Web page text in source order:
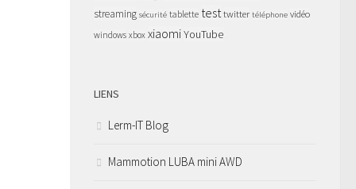
streaming sécurité tablette testtwitter téléphone vidéo
windows xbox xiaomiYouTube
LIENS
Lerm-IT Blog
Mammotion LUBA mini AWD